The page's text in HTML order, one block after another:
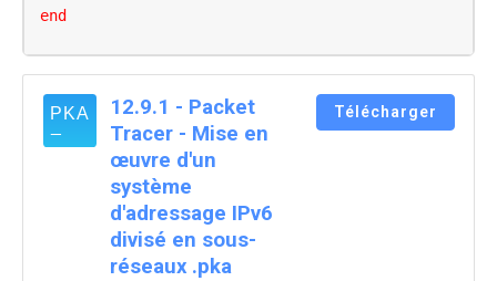
end
12.9.1 - Packet
Tracer - Mise en
œuvre d'un
système
d'adressage IPv6
divisé en sous-
réseaux .pka
Télécharger